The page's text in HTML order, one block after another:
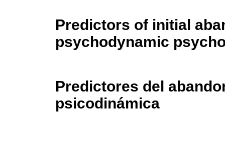
Predictors of initial
psychodynamic
Predictores del
psicodinámica